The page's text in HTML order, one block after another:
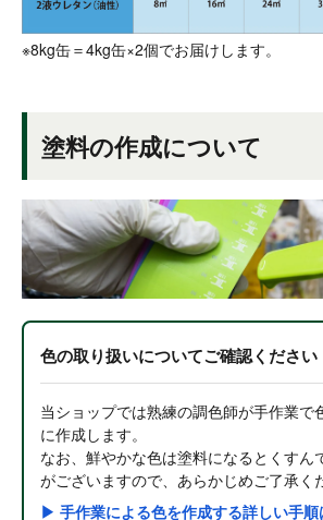
※8kg缶＝4kg缶×2個でお届けします。
塗料の作成について
色の取り扱いについてご確認ください
当ショップでは熟練の調色師が手作業で
に作成します。
なお、鮮やかな色は塗料になるとくすん
がございますので、あらかじめご了承く
▶ 手作業による色を作成する詳しい手順